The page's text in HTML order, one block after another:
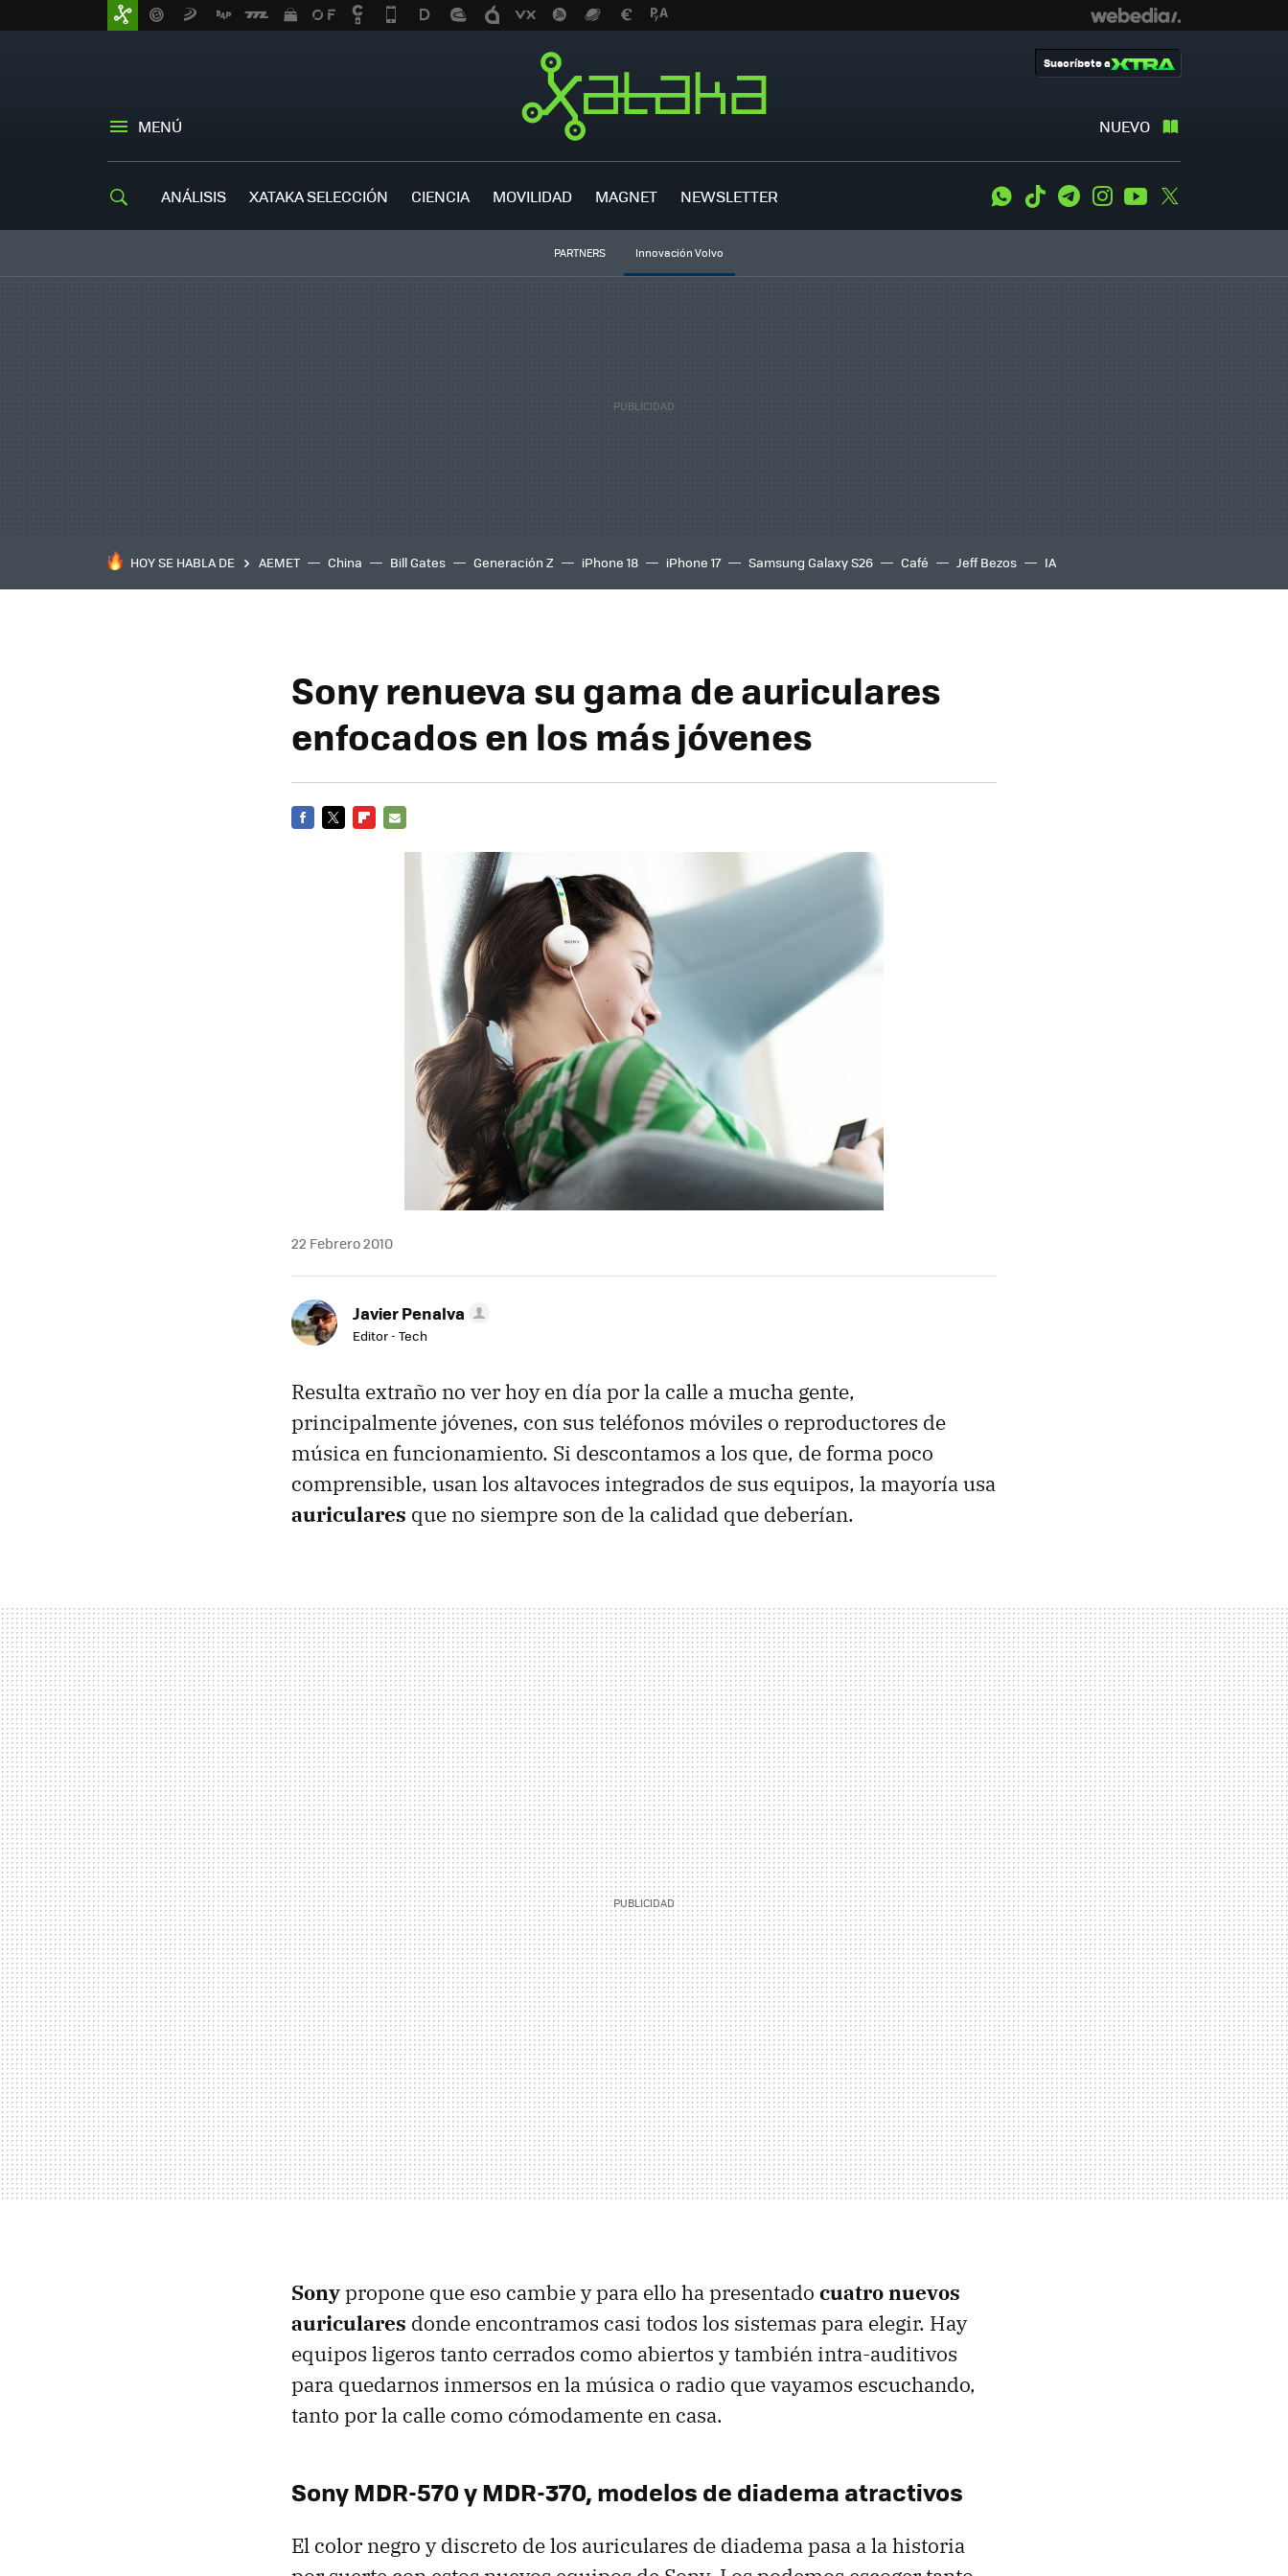
MENÚ NUEVO
Suscríbete a
ANÁLISIS XATAKA SELECCIÓN CIENCIA MOVILIDAD MAGNET NEWSLETTER WhatsApp
Tiktok TelegramInstagramYoutube
PARTNERS Innovación Volvo
HOY SE HABLA DE AEMET China Bill Gates Generación Z iPhone 18 iPhone 17 Samsung Galaxy S26 Café Jeff Bezos IA
Sony renueva su gama de auriculares
enfocados en los más jóvenes
22 Febrero 2010
Javier Penalva
Editor - Tech
Resulta extraño no ver hoy en día por la calle a mucha gente,
principalmente jóvenes, con sus teléfonos móviles o reproductores de
música en funcionamiento. Si descontamos a los que, de forma poco
comprensible, usan los altavoces integrados de sus equipos, la mayoría usa
auriculares que no siempre son de la calidad que deberían.
Sonypropone que eso cambie y para ello ha presentado cuatro nuevos
auriculares donde encontramos casi todos los sistemas para elegir. Hay
equipos ligeros tanto cerrados como abiertos y también intra-auditivos
para quedarnos inmersos en la música o radio que vayamos escuchando,
tanto por la calle como cómodamente en casa.
Sony MDR-570 y MDR-370, modelos de diadema atractivos
El color negro y discreto de los auriculares de diadema pasa a la historia